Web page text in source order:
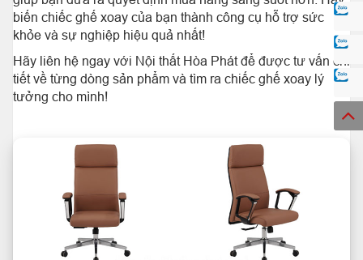
biến chiếc ghế xoay của bạn thành công cụ hỗ trợ sức
khỏe và sự nghiệp hiệu quả nhất!
Hãy liên hệ ngay với Nội thất Hòa Phát để được tư vấn chi
tiết về từng dòng sản phẩm và tìm ra chiếc ghế xoay lý
tưởng cho mình!